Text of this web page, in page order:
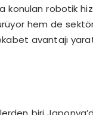
konulan robotik
hem de
avantajı